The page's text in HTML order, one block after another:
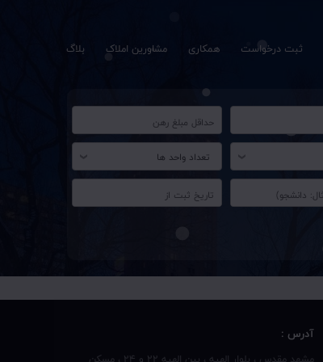
ثبت درخواست همکاری مشاورین املاک بلاگ
تعداد واحد ها
آدرس :